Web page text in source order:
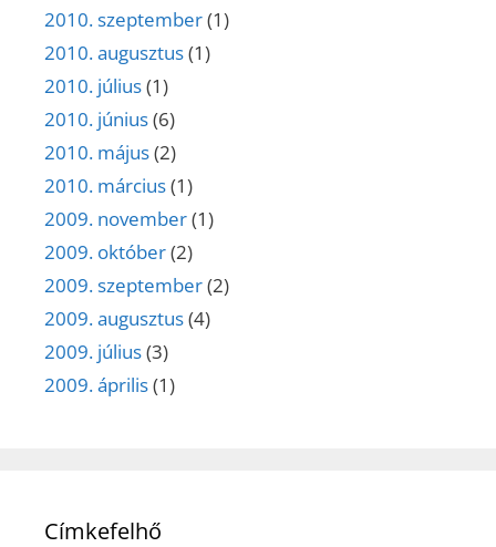
2010. szeptember(1)
2010. augusztus(1)
2010. július(1)
2010. június(6)
2010. május(2)
2010. március(1)
2009. november(1)
2009. október(2)
2009. szeptember(2)
2009. augusztus(4)
2009. július(3)
2009. április(1)
Címkefelhő